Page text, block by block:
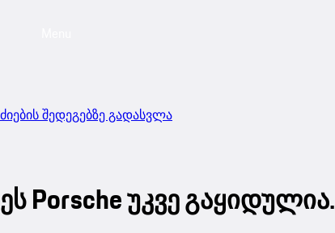
ძიების შედეგებზე გადასვლა
ეს Porsche უკვე გაყიდულია.